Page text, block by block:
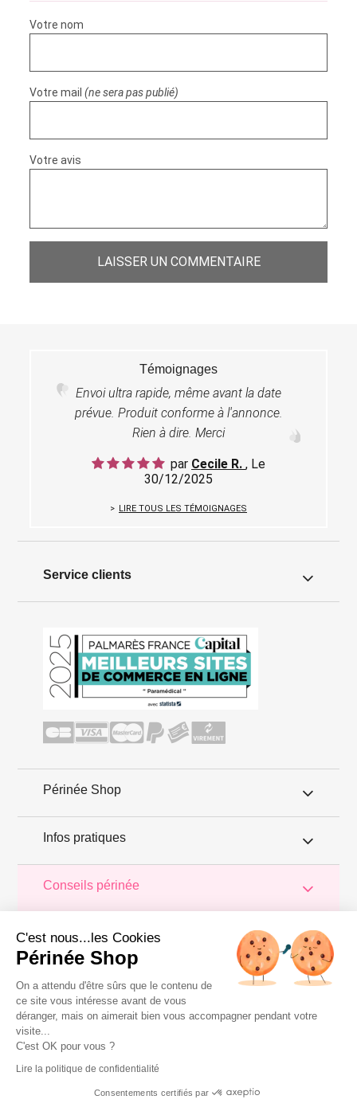
Votre nom
Votre mail(ne sera pas publié)
Votre avis
LAISSER UN COMMENTAIRE
Témoignages
Envoi ultra rapide, même avant la date
prévue. Produit conforme à l'annonce.
Rien à dire. Merci
par Cecile R. , Le
30/12/2025
LIRE TOUS LES TÉMOIGNAGES
Service clients
Périnée Shop
Infos pratiques
Conseils périnée
est précieux ! Il est donc primordial d'entretenir,
de
muscler et de rééduquer le plancher pelvien pour éviter les
problèmes d'incontinence
, de pesanteur pelvienne, de manque
de sensations durant les rapports sexuels et de petites
fuites
a sélectionné les meilleures solutions
pour la rééducation périnéale et pour l'auto-traitement de
l'incontinence à domicile :
biofeedback,cônes vaginaux,
connectées etaccessoires pour exercices de Kegel
Copyright 2011 © Périnée Shop
Conditions générales de vente
Mentions légales
C'est nous...les Cookies
Périnée Shop
On a attendu d'être sûrs que le contenu de
ce site vous intéresse avant de vous
déranger, mais on aimerait bien vous accompagner pendant votre
visite...
C'est OK pour vous ?
Lire la politique de confidentialité
Consentements certifiés par